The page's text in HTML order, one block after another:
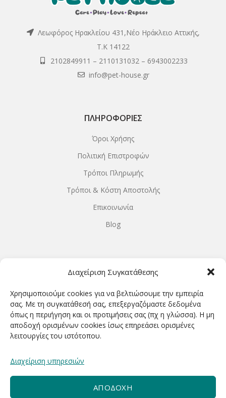
Διαχείριση Συγκατάθεσης
Χρησιμοποιούμε cookies για να βελτιώσουμε την εμπειρία
σας. Με τη συγκατάθεσή σας, επεξεργαζόμαστε δεδομένα
όπως η περιήγηση και οι προτιμήσεις σας (πχ η γλώσσα). Η μη
αποδοχή ορισμένων cookies ίσως επηρεάσει ορισμένες
λειτουργίες του ιστότοπου.
Διαχείριση υπηρεσιών
ΑΠΟΔΟΧΉ
Λεωφόρος Ηρακλείου 431,Νέο Ηράκλειο Αττικής,
Τ.Κ 14122
2102849911 – 2110131032– 6943002233
info@pet-house.gr
ΠΛΗΡΟΦΟΡΊΕΣ
Όροι Χρήσης
Πολιτική Επιστροφών
Τρόποι Πληρωμής
Τρόποι & Κόστη Αποστολής
Επικοινωνία
Blog
ΤΡΙΤΗ-ΠΕΜΠΤΗ-ΠΑΡΑΣΚΕΥΗ 9.00-20.00
ΣΑΒΒΑΤΟ 9.00-15.00
ΕΓΓΡΑΦΕΊΤΕ ΓΙΑ ΝΑ ΛΑΜΒΆΝΕΤΕ ΠΡΏΤΟΙ NΈΑ &